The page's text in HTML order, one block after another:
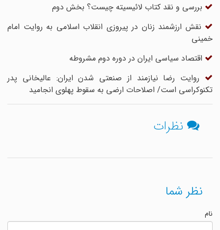
بررسی و نقد کتاب لائیسیته چیست؟ بخش دوم
نقش ارزشمند زنان در پیروزی انقلاب اسلامی به روایت امام
خمینی
اقتصاد سیاسی ایران در دوره دوم مشروطه
روایت رضا نیازمند از صنعتی شدن ایران: عالیخانی پدر
تکنوکراسی است/ اصلاحات ارضی به سقوط پهلوی انجامید
نظرات
نظر شما